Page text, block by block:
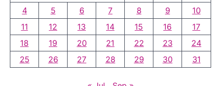
4
5 6 7 8 9
10
11
12 13 14 15 16
17
18
19 20 21 22 23
24
25
26 27 28 29 30 31